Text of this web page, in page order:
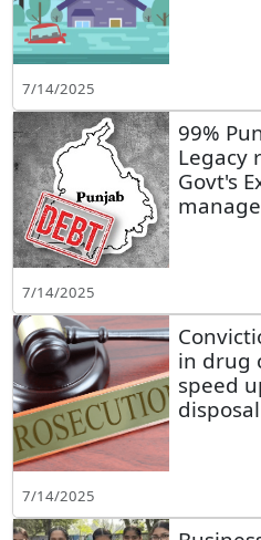
7/14/2025
99%
Legacy
Govt's
7/14/2025
in drug
speed
disposal
7/14/2025